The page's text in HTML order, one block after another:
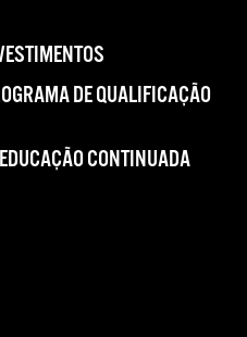
DE QUALIFICAÇÃO
CONTINUADA